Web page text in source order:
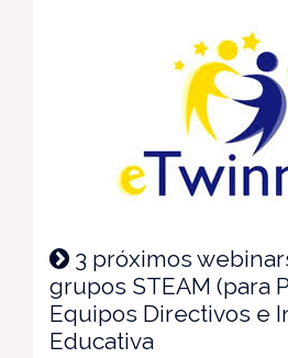
3 próximos
grupos STEAM (para
Equipos Directivos e
Educativa